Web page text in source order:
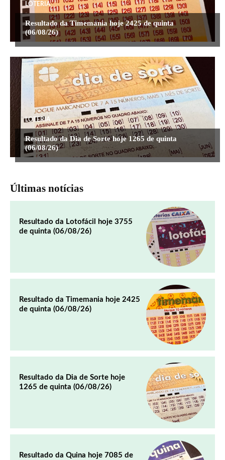
LOTERIA
Resultado da Timemania hoje 2425 de quinta
(06/08/26)
LOTERIA
Resultado da Dia de Sorte hoje 1265 de quinta
(06/08/26)
Últimas notícias
Resultado da Lotofácil hoje 3755
de quinta (06/08/26)
Resultado da Timemania hoje 2425
de quinta (06/08/26)
Resultado da Dia de Sorte hoje
1265 de quinta (06/08/26)
Resultado da Quina hoje 7085 de